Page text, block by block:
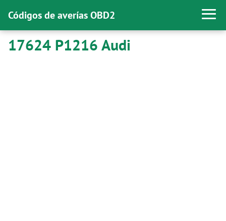
Códigos de averías OBD2
17624 P1216 Audi